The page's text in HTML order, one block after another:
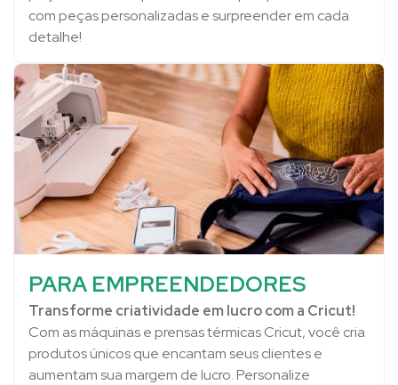
com peças personalizadas e surpreender em cada
detalhe!
PARA EMPREENDEDORES
Transforme criatividade em lucro com a Cricut!
Com as máquinas e prensas térmicas Cricut, você cria
produtos únicos que encantam seus clientes e
aumentam sua margem de lucro. Personalize